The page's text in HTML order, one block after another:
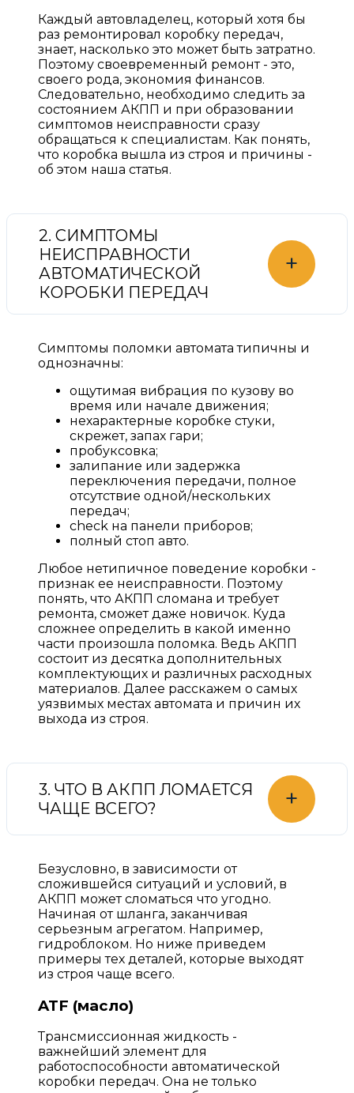
Каждый автовладелец, который хотя бы
раз ремонтировал коробку передач,
знает, насколько это может быть затратно.
Поэтому своевременный ремонт - это,
своего рода, экономия финансов.
Следовательно, необходимо следить за
состоянием АКПП и при образовании
симптомов неисправности сразу
обращаться к специалистам. Как понять,
что коробка вышла из строя и причины -
об этом наша статья.
2. СИМПТОМЫ
НЕИСПРАВНОСТИ
АВТОМАТИЧЕСКОЙ
КОРОБКИ ПЕРЕДАЧ
+
Симптомы поломки автомата типичны и
однозначны:
ощутимая вибрация по кузову во
время или начале движения;
нехарактерные коробке стуки,
скрежет, запах гари;
пробуксовка;
залипание или задержка
переключения передачи, полное
отсутствие одной/нескольких
передач;
check на панели приборов;
полный стоп авто.
Любое нетипичное поведение коробки -
признак ее неисправности. Поэтому
понять, что АКПП сломана и требует
ремонта, сможет даже новичок. Куда
сложнее определить в какой именно
части произошла поломка. Ведь АКПП
состоит из десятка дополнительных
комплектующих и различных расходных
материалов. Далее расскажем о самых
уязвимых местах автомата и причин их
выхода из строя.
3. ЧТО В АКПП ЛОМАЕТСЯ
ЧАЩЕ ВСЕГО?
+
Безусловно, в зависимости от
сложившейся ситуаций и условий, в
АКПП может сломаться что угодно.
Начиная от шланга, заканчивая
серьезным агрегатом. Например,
гидроблоком. Но ниже приведем
примеры тех деталей, которые выходят
из строя чаще всего.
ATF (масло)
Трансмиссионная жидкость -
важнейший элемент для
работоспособности автоматической
коробки передач. Она не только